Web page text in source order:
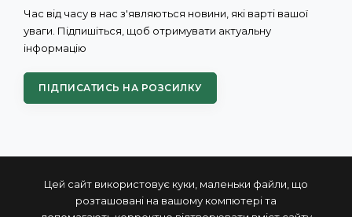
Цей сайт використовує куки, маленьки файли, що
розташовані на вашому компютері та
Час від часу в нас з'являються новини, які варті вашої
уваги. Підпишіться, щоб отримувати актуальну
інформацію
ПІДПИСАТИСЬ НА РОЗСИЛКУ